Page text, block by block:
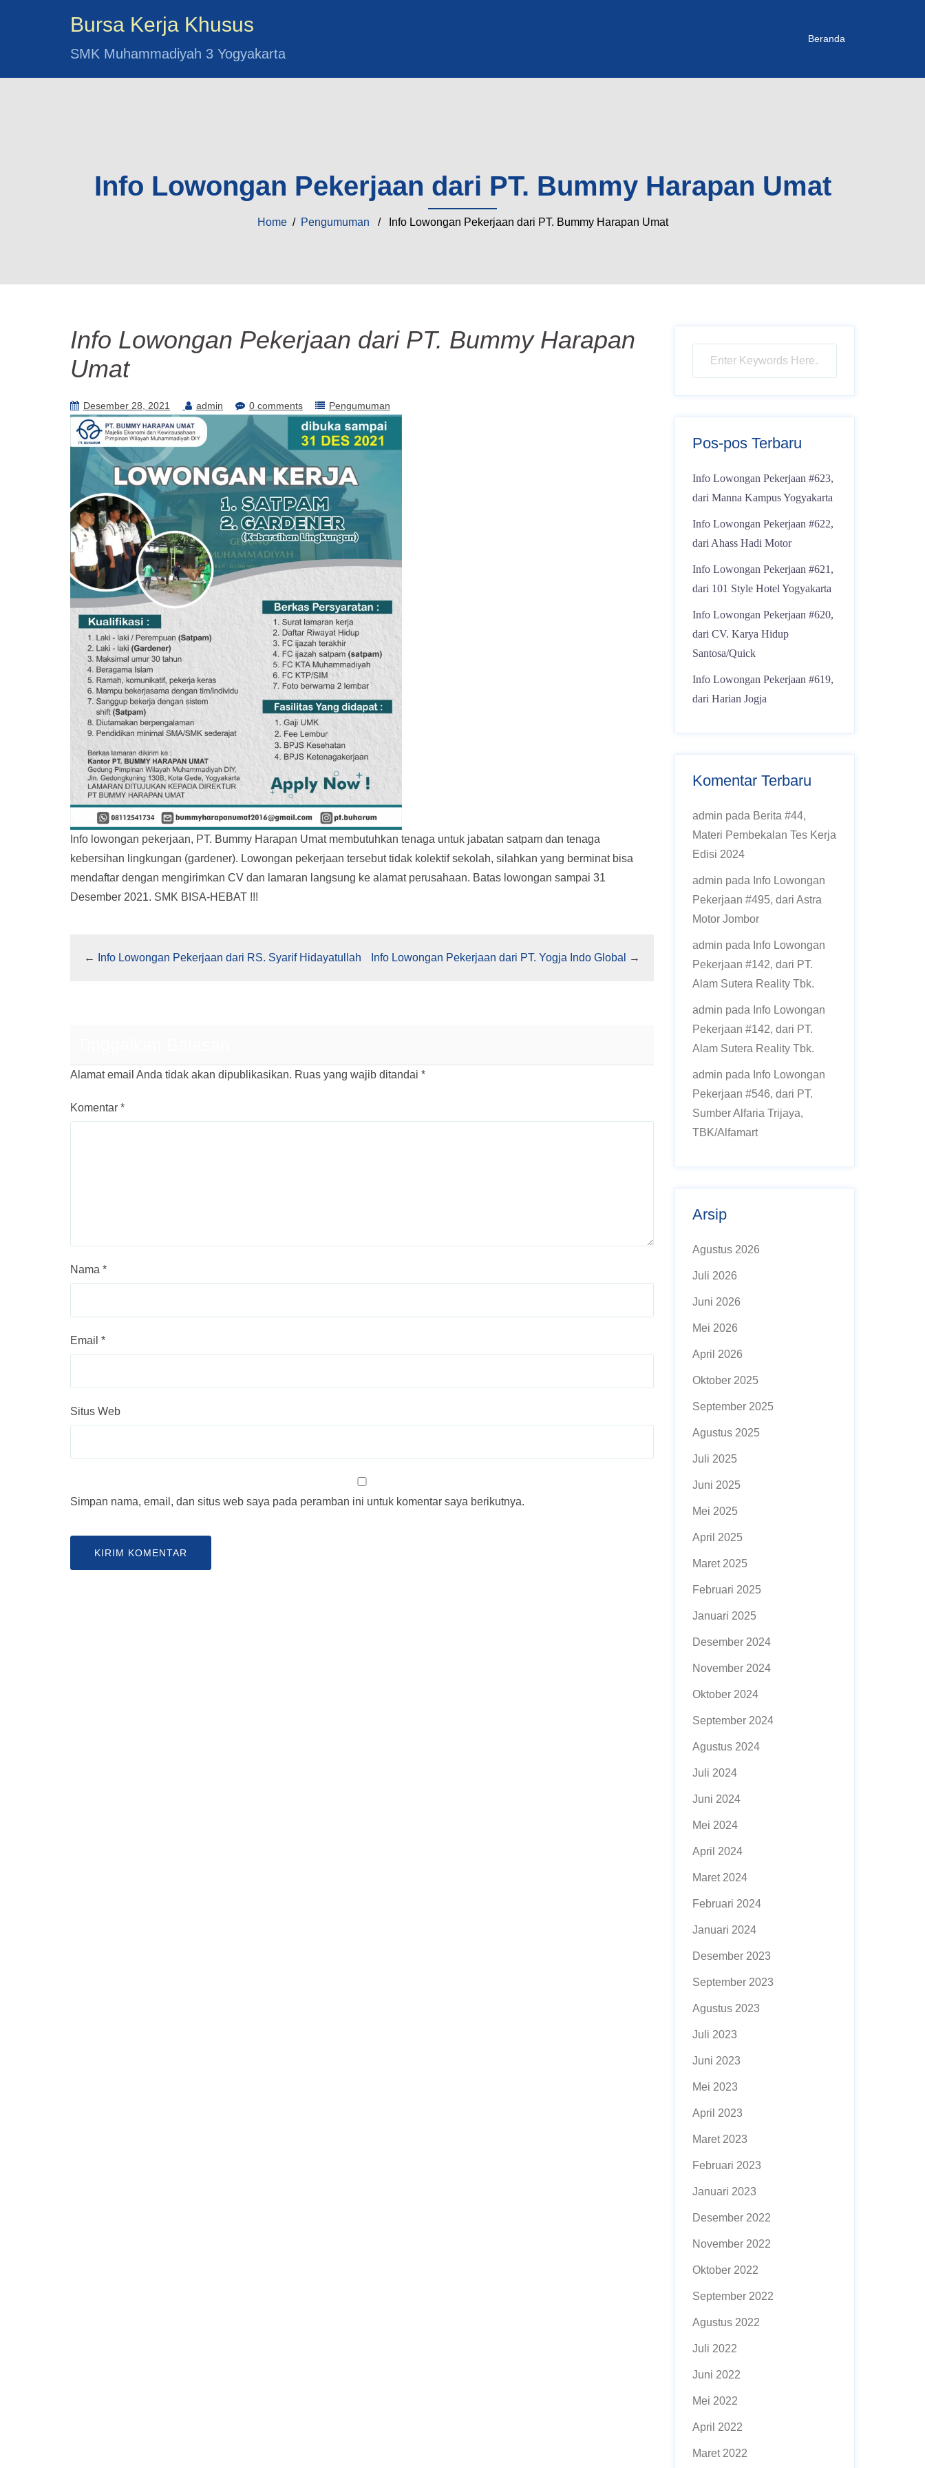
Bursa Kerja Khusus
SMK Muhammadiyah 3 Yogyakarta
Beranda
Info Lowongan Pekerjaan dari PT. Bummy Harapan Umat
Home/ Pengumuman / Info Lowongan Pekerjaan dari PT. Bummy Harapan Umat
Info Lowongan Pekerjaan dari PT. Bummy Harapan
Umat
Desember 28, 2021 admin 0 comments Pengumuman
Info lowongan pekerjaan, PT. Bummy Harapan Umat membutuhkan tenaga untuk jabatan satpam dan tenaga
kebersihan lingkungan (gardener). Lowongan pekerjaan tersebut tidak kolektif sekolah, silahkan yang berminat bisa
mendaftar dengan mengirimkan CV dan lamaran langsung ke alamat perusahaan. Batas lowongan sampai 31
Desember 2021. SMK BISA-HEBAT !!!
← Info Lowongan Pekerjaan dari RS. Syarif Hidayatullah Info Lowongan Pekerjaan dari PT. Yogja Indo Global →
Alamat email Anda tidak akan dipublikasikan. Ruas yang wajib ditandai *
Komentar *
Nama *
Email *
Situs Web
Simpan nama, email, dan situs web saya pada peramban ini untuk komentar saya berikutnya.
Pos-pos Terbaru
Info Lowongan Pekerjaan #623,
dari Manna Kampus Yogyakarta
Info Lowongan Pekerjaan #622,
dari Ahass Hadi Motor
Info Lowongan Pekerjaan #621,
dari 101 Style Hotel Yogyakarta
Info Lowongan Pekerjaan #620,
dari CV. Karya Hidup
Santosa/Quick
Info Lowongan Pekerjaan #619,
dari Harian Jogja
Komentar Terbaru
admin pada Berita #44,
Materi Pembekalan Tes Kerja
Edisi 2024
admin pada Info Lowongan
Pekerjaan #495, dari Astra
Motor Jombor
admin pada Info Lowongan
Pekerjaan #142, dari PT.
Alam Sutera Reality Tbk.
admin pada Info Lowongan
Pekerjaan #142, dari PT.
Alam Sutera Reality Tbk.
admin pada Info Lowongan
Pekerjaan #546, dari PT.
Sumber Alfaria Trijaya,
TBK/Alfamart
Arsip
Agustus 2026
Juli 2026
Juni 2026
Mei 2026
April 2026
Oktober 2025
September 2025
Agustus 2025
Juli 2025
Juni 2025
Mei 2025
April 2025
Maret 2025
Februari 2025
Januari 2025
Desember 2024
November 2024
Oktober 2024
September 2024
Agustus 2024
Juli 2024
Juni 2024
Mei 2024
April 2024
Maret 2024
Februari 2024
Januari 2024
Desember 2023
September 2023
Agustus 2023
Juli 2023
Juni 2023
Mei 2023
April 2023
Maret 2023
Februari 2023
Januari 2023
Desember 2022
November 2022
Oktober 2022
September 2022
Agustus 2022
Juli 2022
Juni 2022
Mei 2022
April 2022
Maret 2022